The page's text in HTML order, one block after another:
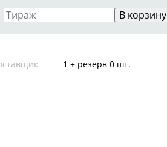
В корзину
1 + резерв 0 шт.